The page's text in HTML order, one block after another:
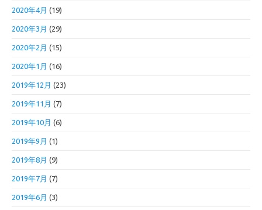
2020年4月 (19)
2020年3月 (29)
2020年2月 (15)
2020年1月 (16)
2019年12月 (23)
2019年11月 (7)
2019年10月 (6)
2019年9月 (1)
2019年8月 (9)
2019年7月 (7)
2019年6月 (3)